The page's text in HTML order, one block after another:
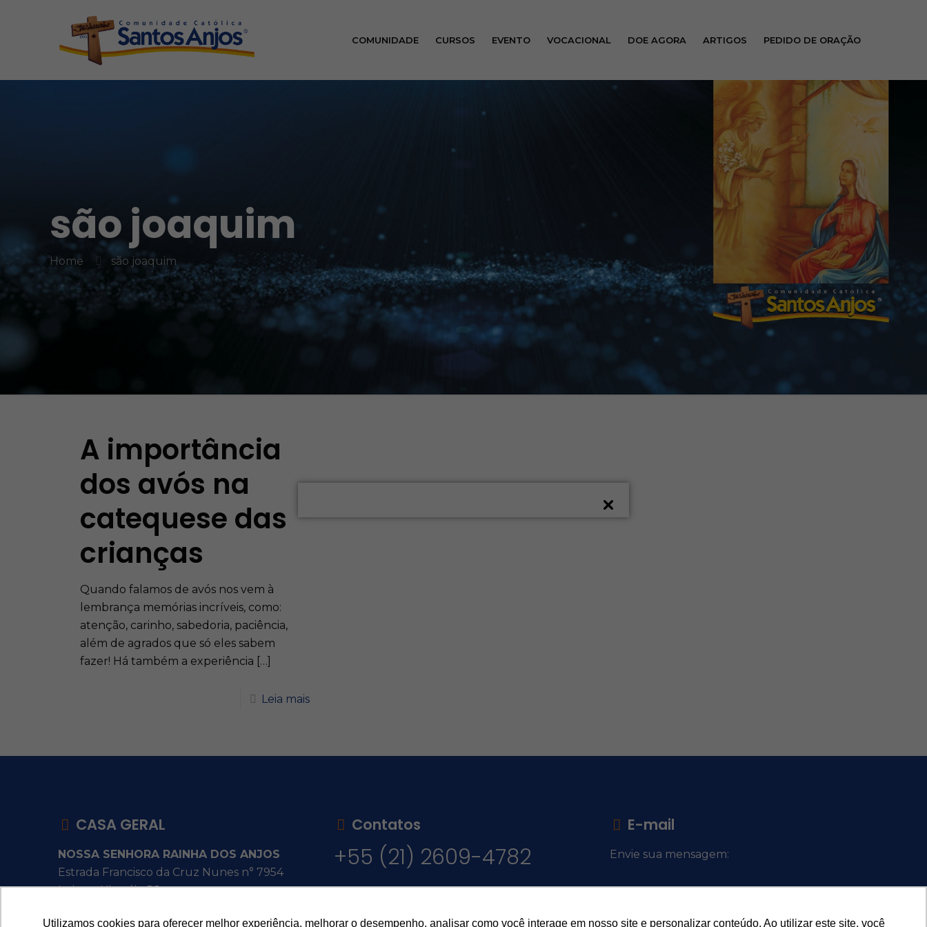
Utilizamos cookies para oferecer melhor experiência, melhorar o desempenho, analisar como você interage em nosso site e personalizar conteúdo. Ao utilizar este site, você
COMUNIDADE CURSOS EVENTO VOCACIONAL DOE AGORA ARTIGOS PEDIDO DE ORAÇÃO
são joaquim
Home são joaquim
A importância
dos avós na
catequese das
crianças
Quando falamos de avós nos vem à
lembrança memórias incríveis, como:
atenção, carinho, sabedoria, paciência,
além de agrados que só eles sabem
fazer! Há também a experiência […]
Leia mais
CASA GERAL
NOSSA SENHORA RAINHA DOS ANJOS
Estrada Francisco da Cruz Nunes n° 7954
Itaipu - Niterói - RJ
Contatos
+55 (21) 2609-4782
E-mail
Envie sua mensagem: